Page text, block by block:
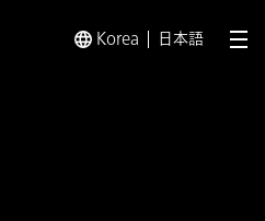
Korea 日本語 メ